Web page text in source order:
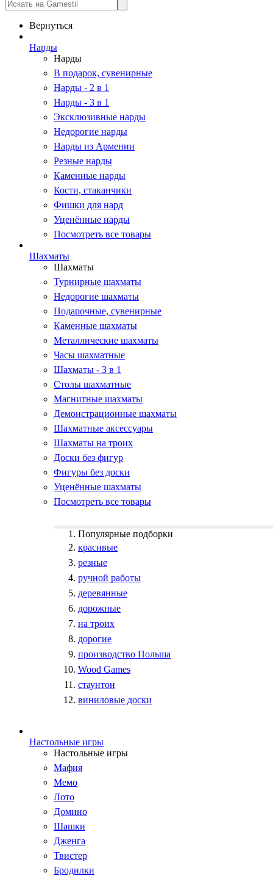
Вернуться
Нарды
Нарды
В подарок, сувенирные
Нарды - 2 в 1
Нарды - 3 в 1
Эксклюзивные нарды
Недорогие нарды
Нарды из Армении
Резные нарды
Каменные нарды
Кости, стаканчики
Фишки для нард
Уценённые нарды
Посмотреть все товары
Шахматы
Шахматы
Турнирные шахматы
Недорогие шахматы
Подарочные, сувенирные
Каменные шахматы
Металлические шахматы
Часы шахматные
Шахматы - 3 в 1
Столы шахматные
Магнитные шахматы
Демонстрационные шахматы
Шахматные аксессуары
Шахматы на троих
Доски без фигур
Фигуры без доски
Уценённые шахматы
Посмотреть все товары
Популярные подборки
красивые
резные
ручной работы
деревянные
дорожные
на троих
дорогие
производство Польша
Wood Games
стаунтон
виниловые доски
Настольные игры
Настольные игры
Мафия
Мемо
Лото
Домино
Шашки
Дженга
Твистер
Бродилки